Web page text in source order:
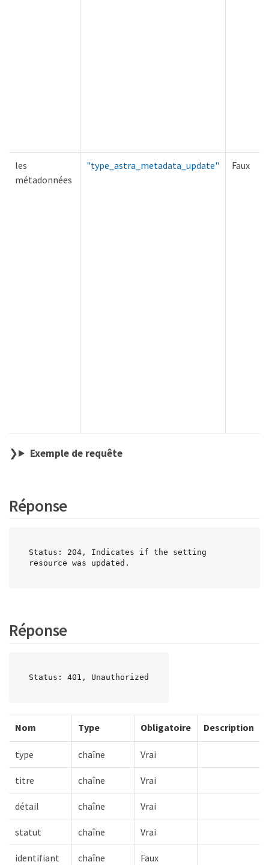
les
métadonnées
"type_astra_metadata_update" Faux
Exemple de requête
Réponse
Status: 204, Indicates if the setting
resource was updated.
Réponse
Status: 401, Unauthorized
Nom Type Obligatoire Description
type chaîne Vrai
titre chaîne Vrai
détail chaîne Vrai
statut chaîne Vrai
identifiant
chaîne Faux